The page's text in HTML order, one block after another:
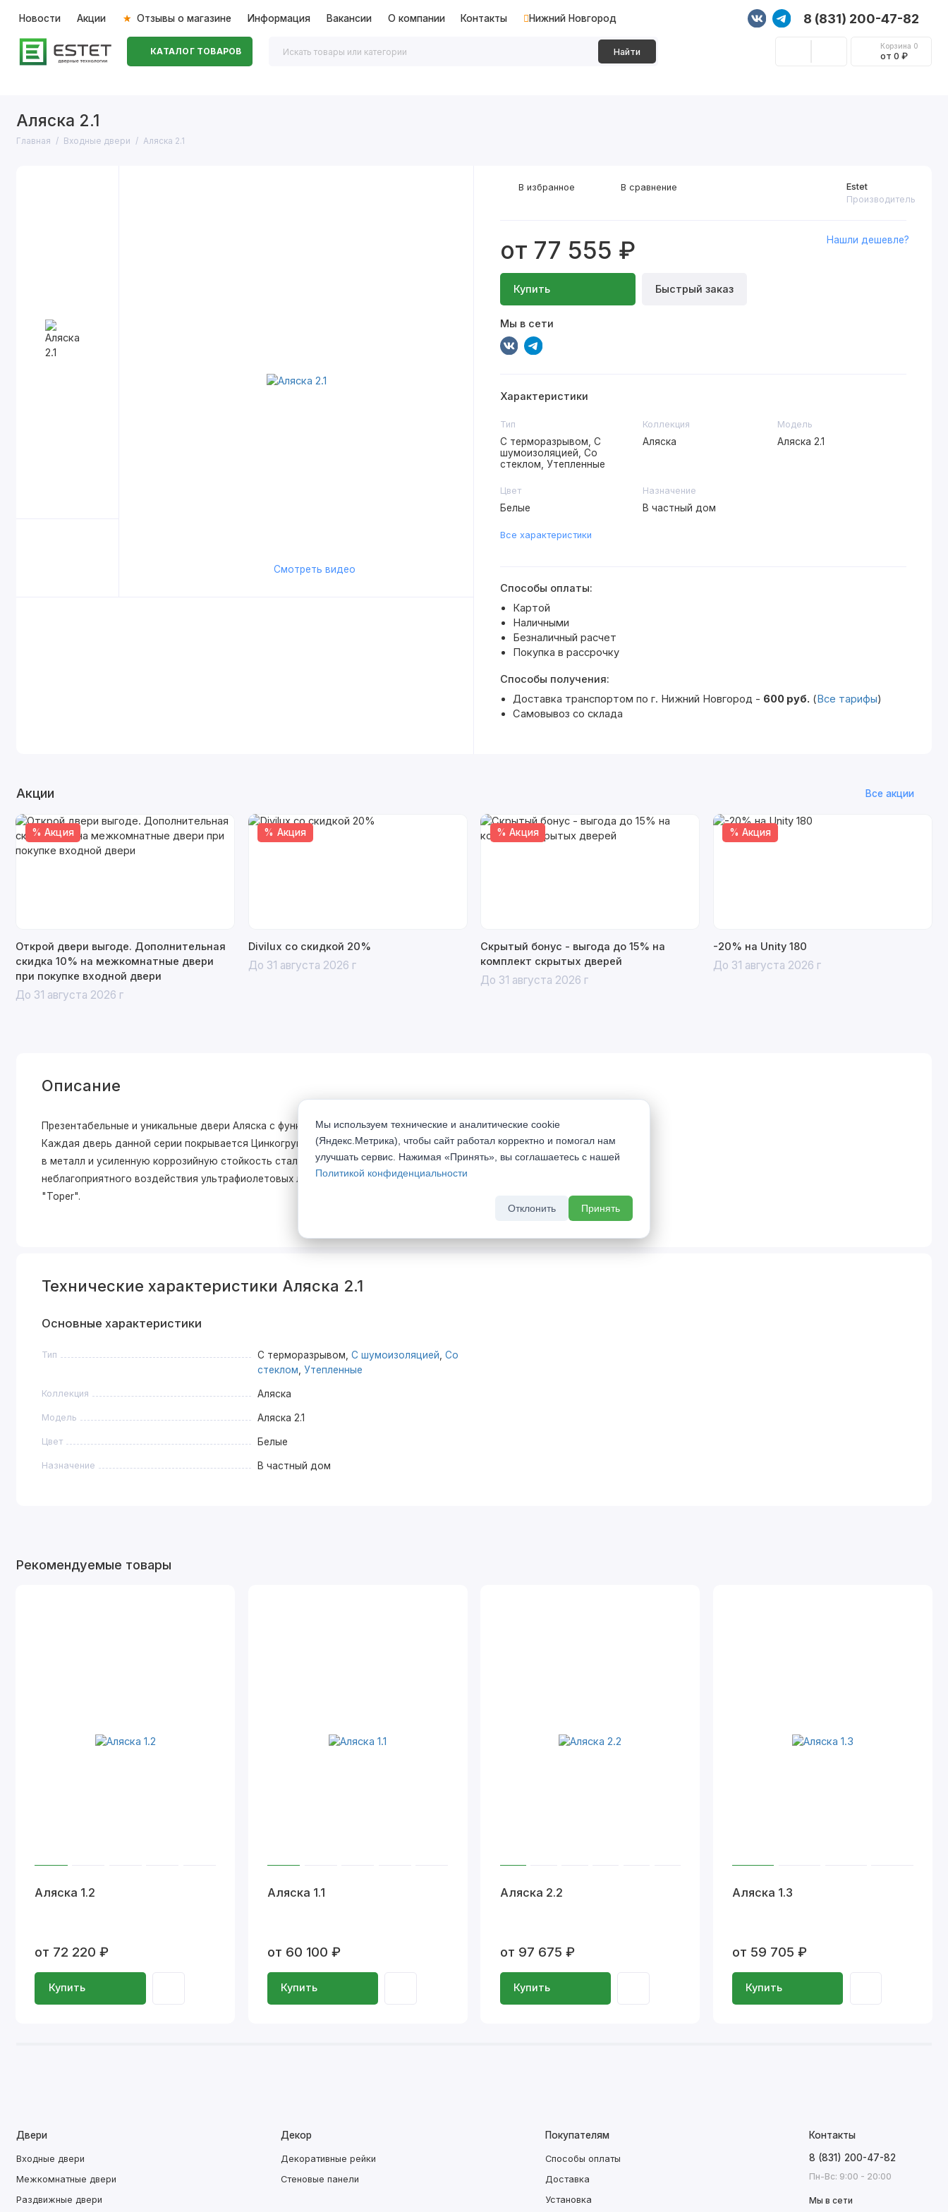
Новости Акции Отзывы о магазине Информация Вакансии О компании Контакты Нижний Новгород 8 (831) 200-47-82
КАТАЛОГ ТОВАРОВ Найти
Корзина 0
от 0 ₽
Аляска 2.1
Главная Входные двери Аляска 2.1
Смотреть видео
Estet
Производитель
от 77 555 ₽
Купить Быстрый заказ
Нашли дешевле?
Мы в сети
В избранное В сравнение
Характеристики
Тип
С терморазрывом, С
шумоизоляцией, Со
стеклом, Утепленные
Коллекция
Аляска
Модель
Аляска 2.1
Цвет
Белые
Назначение
В частный дом
Все характеристики
Способы оплаты:
Картой
Наличными
Безналичный расчет
Покупка в рассрочку
Способы получения:
Доставка транспортом по г. Нижний Новгород - 600 руб. (Все тарифы)
Самовывоз со склада
Акции Все акции
% Акция
Открой двери выгоде. Дополнительная
скидка 10% на межкомнатные двери
при покупке входной двери
До 31 августа 2026 г
% Акция
Divilux со скидкой 20%
До 31 августа 2026 г
% Акция
Скрытый бонус - выгода до 15% на
комплект скрытых дверей
До 31 августа 2026 г
% Акция
-20% на Unity 180
До 31 августа 2026 г
Описание
Презентабельные и уникальные двери Аляска с функцией "No-Frost". Подходят для установки в частные дома.
Каждая дверь данной серии покрывается Цинкогрунтом. Он обеспечивает более глубокое проникновение краски
в металл и усиленную коррозийную стойкость стальной конструкции. для дополнительной защиты покрытия от
неблагоприятного воздействия ультрафиолетовых лучей и механических повреждений применяется технология
"Toper".
Технические характеристики Аляска 2.1
Основные характеристики
Тип С терморазрывом, С шумоизоляцией, Со
стеклом, Утепленные
Коллекция Аляска
Модель Аляска 2.1
Цвет Белые
Назначение В частный дом
Рекомендуемые товары
Аляска 1.2
от 72 220 ₽
Купить
Аляска 1.1
от 60 100 ₽
Купить
Аляска 2.2
от 97 675 ₽
Купить
Аляска 1.3
от 59 705 ₽
Купить
Двери
Входные двери
Межкомнатные двери
Раздвижные двери
Декор
Декоративные рейки
Стеновые панели
Покупателям
Способы оплаты
Доставка
Установка
Контакты
8 (831) 200-47-82
Пн-Вс: 9:00 - 20:00
Мы в сети
Мы используем технические и аналитические cookie
(Яндекс.Метрика), чтобы сайт работал корректно и помогал нам
улучшать сервис. Нажимая «Принять», вы соглашаетесь с нашей
Политикой конфиденциальности
Отклонить Принять